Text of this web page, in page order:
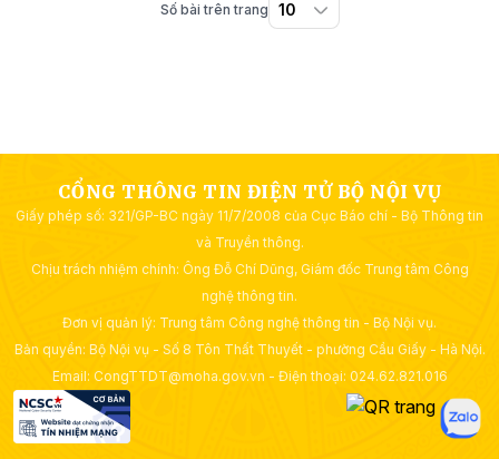
Số bài trên trang
CỔNG THÔNG TIN ĐIỆN TỬ BỘ NỘI VỤ
Giấy phép số: 321/GP-BC ngày 11/7/2008 của Cục Báo chí - Bộ Thông tin
và Truyền thông.
Chịu trách nhiệm chính: Ông Đỗ Chí Dũng, Giám đốc Trung tâm Công
nghệ thông tin.
Đơn vị quản lý: Trung tâm Công nghệ thông tin - Bộ Nội vụ.
Bản quyền: Bộ Nội vụ - Số 8 Tôn Thất Thuyết - phường Cầu Giấy - Hà Nội.
Email: CongTTDT@moha.gov.vn - Điện thoại: 024.62.821.016